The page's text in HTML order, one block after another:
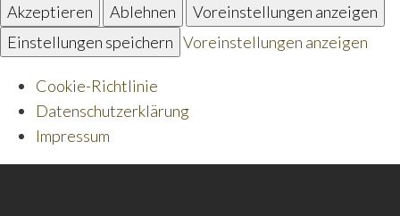
Akzeptieren Ablehnen
Voreinstellungen anzeigen
Einstellungen speichern Voreinstellungen anzeigen
Cookie-Richtlinie
Datenschutzerklärung
Impressum